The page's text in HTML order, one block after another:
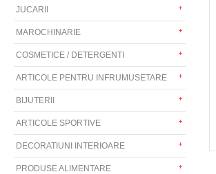
JUCARII
MAROCHINARIE
COSMETICE / DETERGENTI
ARTICOLE PENTRU INFRUMUSETARE
BIJUTERII
ARTICOLE SPORTIVE
DECORATIUNI INTERIOARE
PRODUSE ALIMENTARE